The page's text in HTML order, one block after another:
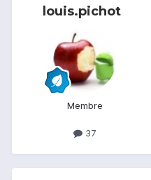
louis.pichot
Membre
37